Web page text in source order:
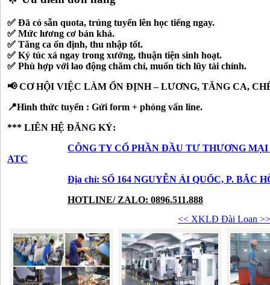
✅ Đã có sẵn quota, trúng tuyển lên học tiếng ngay.
✅ Mức lương cơ bản khá.
✅ Tăng ca ổn định, thu nhập tốt.
✅ Ký túc xá ngay trong xưởng, thuận tiện sinh hoạt.
✅ Phù hợp với lao động chăm chỉ, muốn tích lũy tài chính.
📢 CƠ HỘI VIỆC LÀM ỔN ĐỊNH – LƯƠNG, TĂNG CA,
📍Hình thức tuyển : Gửi form + phỏng vấn line.
*** LIÊN HỆ ĐĂNG KÝ:
CÔNG TY CỔ PHẦN ĐẦU TƯ THƯƠNG
ATC
Địa chỉ: SỐ 164 NGUYỄN ÁI QUỐC, P. BẮC
HOTLINE/ ZALO: 0896.511.888
<< XKLĐ Đài Loan >>